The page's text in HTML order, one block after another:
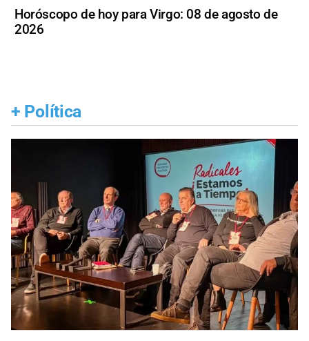
Horóscopo de hoy para Virgo: 08 de agosto de
2026
+ Política